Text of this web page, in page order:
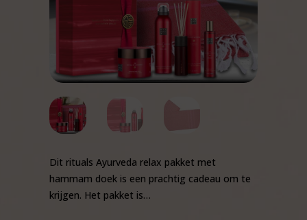
Dit rituals Ayurveda relax pakket met
hammam doek is een prachtig cadeau om te
krijgen. Het pakket is…